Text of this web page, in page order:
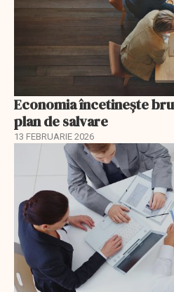
Economia încetinește
plan de salvare
13 FEBRUARIE 2026